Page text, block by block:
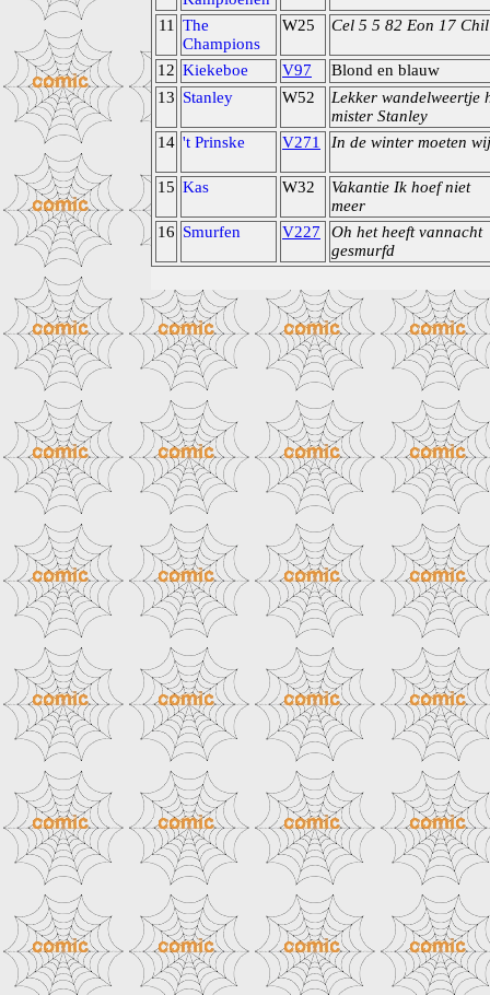
11
The
Champions
W25 Cel 5 5 82 Eon 17 Chil
12 Kiekeboe V97
Blond en blauw
13 Stanley W52
Lekker wandelweertje
mister Stanley
14 't Prinske V271 In de winter moeten wij
15 Kas W32
Vakantie Ik hoef niet
meer
16 Smurfen V227
Oh het heeft vannacht
gesmurfd